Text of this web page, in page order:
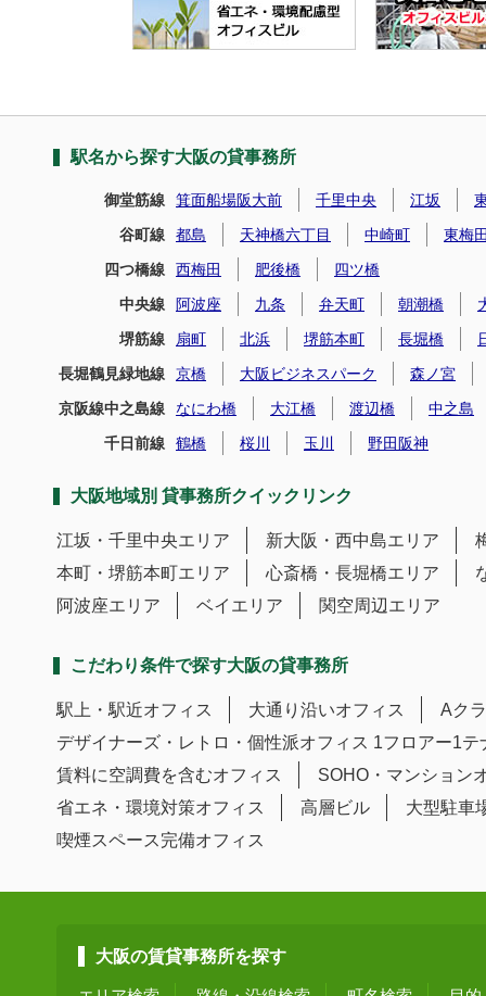
駅名から探す大阪の貸事務所
御堂筋線 箕面船場阪大前 千里中央 江坂
谷町線
都島 天神橋六丁目 中崎町
東梅
四つ橋線
西梅田 肥後橋
四ツ橋
中央線
阿波座 九条 弁天町 朝潮橋
堺筋線
扇町 北浜 堺筋本町 長堀橋
長堀鶴見緑地線
京橋 大阪ビジネスパーク
森ノ宮
京阪線中之島線
なにわ橋 大江橋 渡辺橋
中之島
千日前線
鶴橋 桜川 玉川 野田阪神
大阪地域別 貸事務所クイックリンク
江坂・千里中央エリア 新大阪・西中島エリア
本町・堺筋本町エリア
心斎橋・長堀橋エリア
阿波座エリア
ベイエリア 関空周辺エリア
こだわり条件で探す大阪の貸事務所
駅上・駅近オフィス 大通り沿いオフィス
Aク
デザイナーズ・レトロ・個性派オフィス 1フロアー1テ
賃料に空調費を含むオフィス
SOHO・マンション
省エネ・環境対策オフィス
高層ビル
大型駐車
喫煙スペース完備オフィス
大阪の賃貸事務所を探す